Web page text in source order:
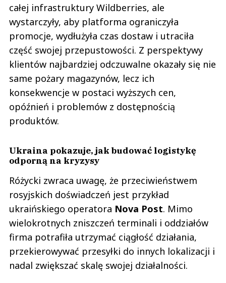
całej infrastruktury Wildberries, ale
wystarczyły, aby platforma ograniczyła
promocje, wydłużyła czas dostaw i utraciła
część swojej przepustowości. Z perspektywy
klientów najbardziej odczuwalne okazały się nie
same pożary magazynów, lecz ich
konsekwencje w postaci wyższych cen,
opóźnień i problemów z dostępnością
produktów.
Ukraina pokazuje, jak budować logistykę
odporną na kryzysy
Różycki zwraca uwagę, że przeciwieństwem
rosyjskich doświadczeń jest przykład
ukraińskiego operatora Nova Post. Mimo
wielokrotnych zniszczeń terminali i oddziałów
firma potrafiła utrzymać ciągłość działania,
przekierowywać przesyłki do innych lokalizacji i
nadal zwiększać skalę swojej działalności.